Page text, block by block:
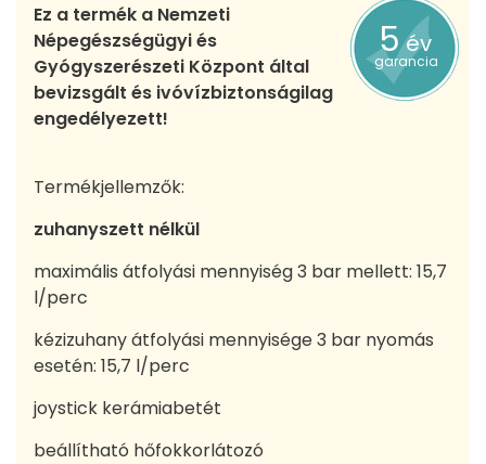
5év
garancia
Ez a termék a Nemzeti
Népegészségügyi és
Gyógyszerészeti Központ által
bevizsgált és ivóvízbiztonságilag
engedélyezett!
Termékjellemzők:
zuhanyszett nélkül
maximális átfolyási mennyiség 3 bar mellett: 15,7
l/perc
kézizuhany átfolyási mennyisége 3 bar nyomás
esetén: 15,7 l/perc
joystick kerámiabetét
beállítható hőfokkorlátozó